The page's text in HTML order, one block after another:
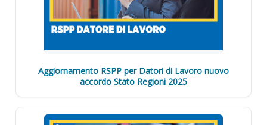
Aggiornamento RSPP per Datori di Lavoro nuovo
accordo Stato Regioni 2025